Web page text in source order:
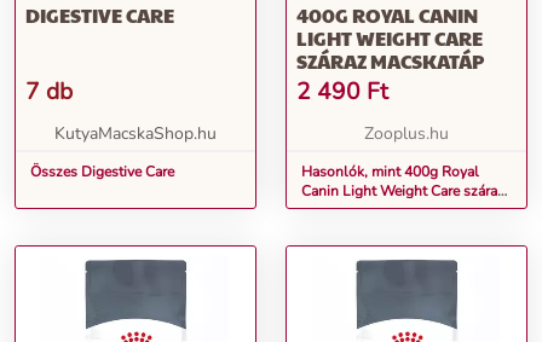
DIGESTIVE CARE
7 db
KutyaMacskaShop.hu
Összes Digestive Care
400G ROYAL CANIN
LIGHT WEIGHT CARE
SZÁRAZ MACSKATÁP
2 490 Ft
Zooplus.hu
Hasonlók, mint 400g Royal
Canin Light Weight Care száraz
macskatáp